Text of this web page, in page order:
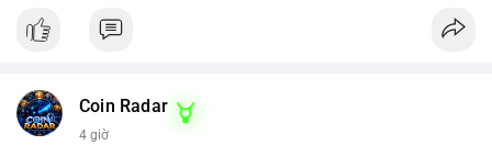
Coin Radar
4 giờ